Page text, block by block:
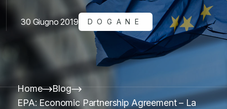
30 Giugno 2019 DOGANE
Home
Blog
EPA: Economic Partnership Agreement – La